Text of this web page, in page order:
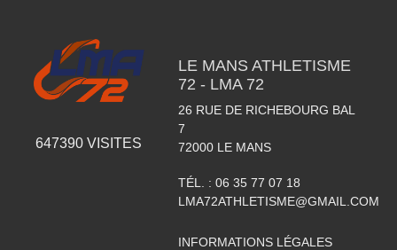
647390 VISITES
LE MANS ATHLETISME
72 - LMA 72
26 RUE DE RICHEBOURG BAL
7
72000 LE MANS
TÉL. : 06 35 77 07 18
LMA72ATHLETISME@GMAIL.COM
INFORMATIONS LÉGALES